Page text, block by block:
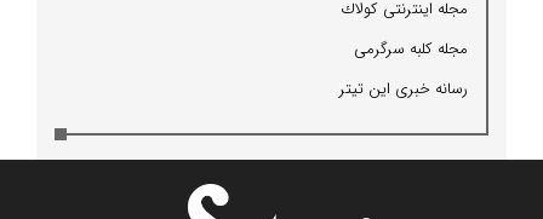
مجله اینترنتی كولاك
مجله كلبه سرگرمی
رسانه خبری این تیتر